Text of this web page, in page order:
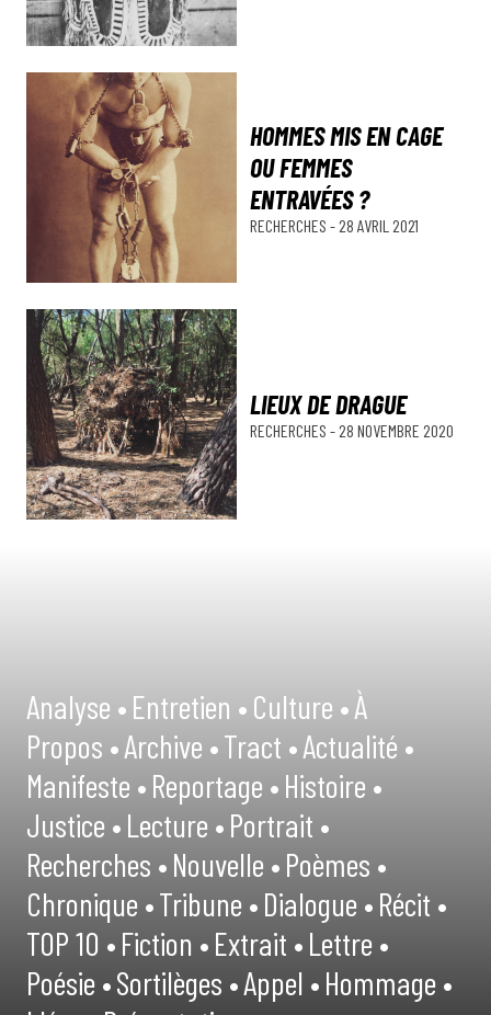
HOMMES MIS EN CAGE
OU FEMMES
ENTRAVÉES ?
RECHERCHES - 28 AVRIL 2021
LIEUX DE DRAGUE
RECHERCHES - 28 NOVEMBRE 2020
Analyse •Entretien •Culture •À
Propos •Archive •Tract •Actualité •
Manifeste •Reportage •Histoire •
Justice •Lecture •Portrait •
Recherches •Nouvelle •Poèmes •
Chronique •Tribune •Dialogue •Récit •
TOP 10 •Fiction •Extrait •Lettre •
Poésie •Sortilèges •Appel •Hommage •